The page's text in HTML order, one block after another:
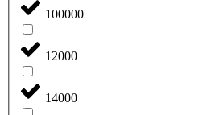
100000
12000
14000